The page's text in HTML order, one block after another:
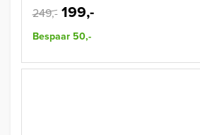
249,- 199,-
Bespaar 50,-